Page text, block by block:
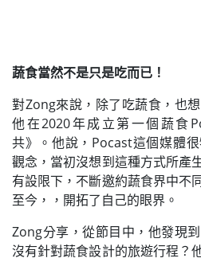
蔬食當然不是只是吃而已！
對Zong來說，除了吃蔬食，也
他在2020年成立第一個蔬食
共》。他說，Pocast這個媒體
觀念，當初沒想到這種方式所產
有設限下，不斷邀約蔬食界中不
至今，，開拓了自己的眼界。
Zong分享，從節目中，他發現
沒有針對蔬食設計的旅遊行程？